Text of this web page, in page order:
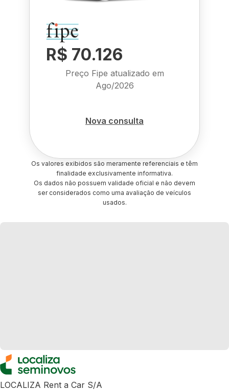
R$ 70.126
Preço Fipe atualizado em
Ago/2026
Nova consulta
Os valores exibidos são meramente referenciais e têm
finalidade exclusivamente informativa.
Os dados não possuem validade oficial e não devem
ser considerados como uma avaliação de veículos
usados.
LOCALIZA Rent a Car S/A